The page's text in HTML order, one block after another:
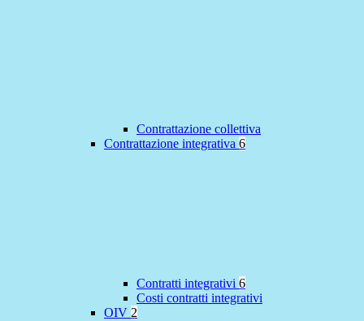
Contrattazione collettiva
Contrattazione integrativa 6
Contratti integrativi 6
Costi contratti integrativi
OIV 2